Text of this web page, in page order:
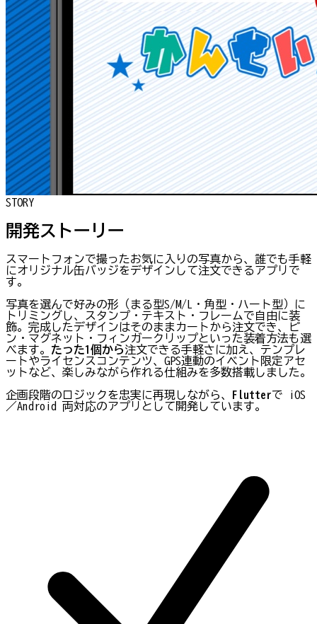
STORY
開発ストーリー
スマートフォンで撮ったお気に入りの写真から、誰でも手軽
にオリジナル缶バッジをデザインして注文できるアプリで
す。
写真を選んで好みの形（まる型S/M/L・角型・ハート型）に
トリミングし、スタンプ・テキスト・フレームで自由に装
飾。完成したデザインはそのままカートから注文でき、ピ
ン・マグネット・フィンガークリップといった装着方法も選
べます。 たった1個から注文できる手軽さに加え、テンプレ
ートやライセンスコンテンツ、GPS連動のイベント限定アセ
ットなど、楽しみながら作れる仕組みを多数搭載しました。
企画段階のロジックを忠実に再現しながら、
Flutterで iOS
／Android 両対応のアプリとして開発しています。